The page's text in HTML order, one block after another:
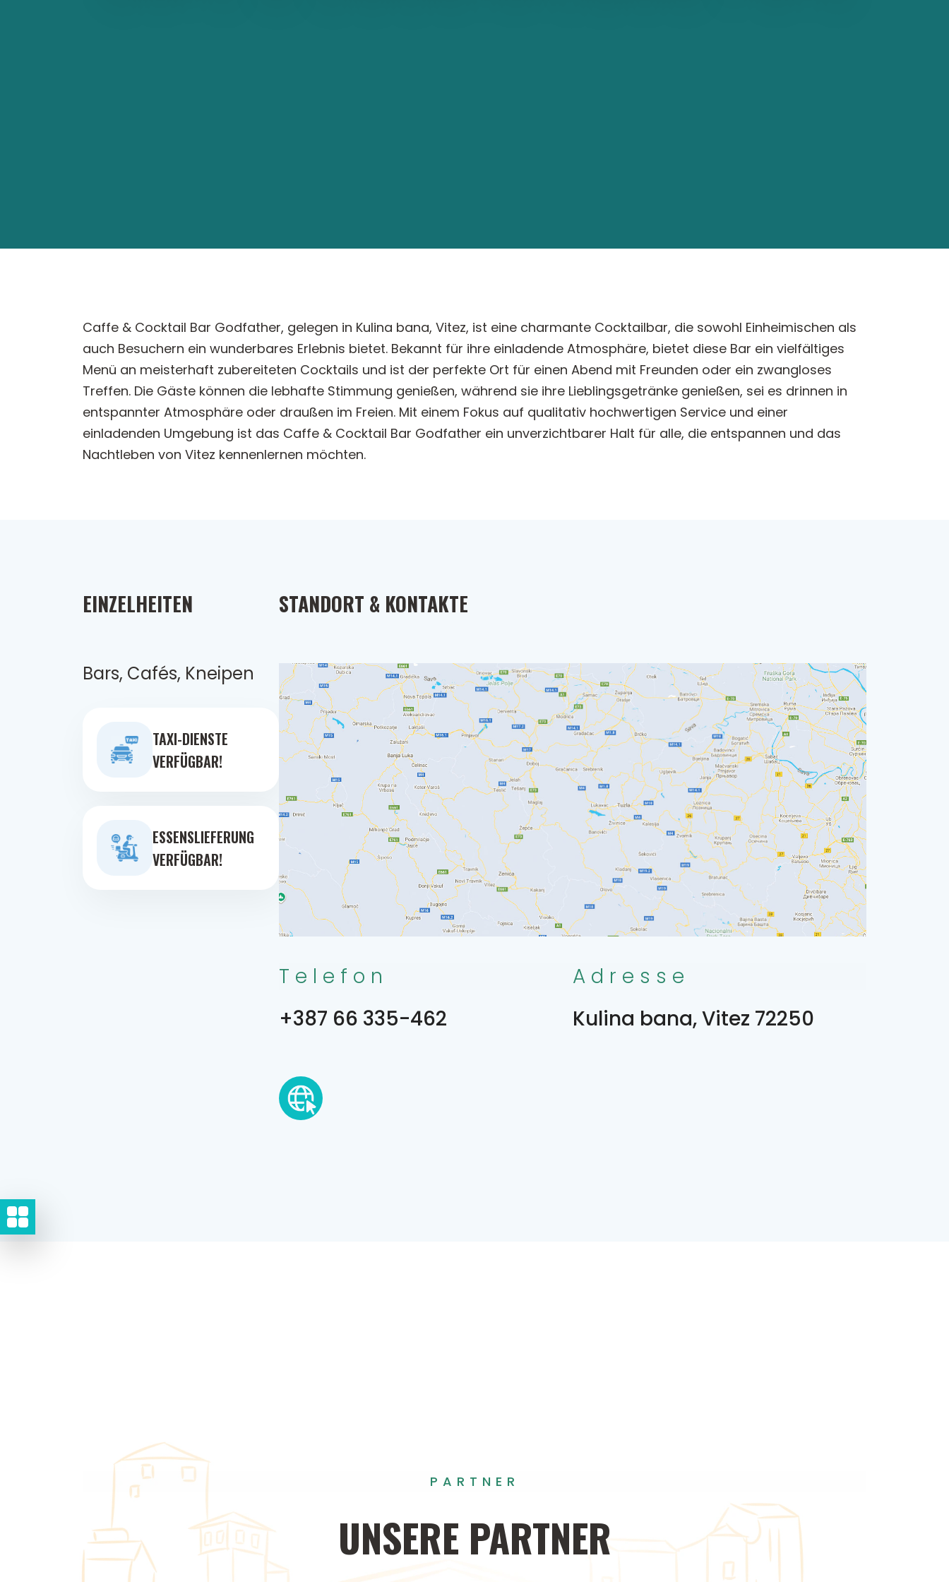
Caffe & Cocktail Bar Godfather, gelegen in Kulina bana, Vitez, ist eine charmante Cocktailbar, die sowohl Einheimischen als
auch Besuchern ein wunderbares Erlebnis bietet. Bekannt für ihre einladende Atmosphäre, bietet diese Bar ein vielfältiges
Menü an meisterhaft zubereiteten Cocktails und ist der perfekte Ort für einen Abend mit Freunden oder ein zwangloses
Treffen. Die Gäste können die lebhafte Stimmung genießen, während sie ihre Lieblingsgetränke genießen, sei es drinnen in
entspannter Atmosphäre oder draußen im Freien. Mit einem Fokus auf qualitativ hochwertigen Service und einer
einladenden Umgebung ist das Caffe & Cocktail Bar Godfather ein unverzichtbarer Halt für alle, die entspannen und das
Nachtleben von Vitez kennenlernen möchten.
EINZELHEITEN
Bars, Cafés, Kneipen
TAXI-DIENSTE
VERFÜGBAR!
ESSENSLIEFERUNG
VERFÜGBAR!
STANDORT & KONTAKTE
Telefon
+387 66 335-462
Adresse
Kulina bana, Vitez 72250
PARTNER
UNSERE PARTNER